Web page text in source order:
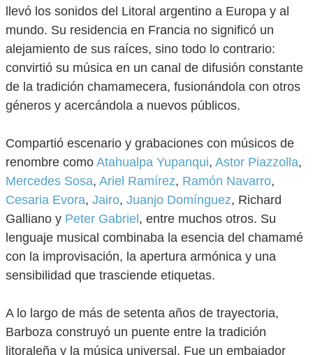
llevó los sonidos del Litoral argentino a Europa y al
mundo. Su residencia en Francia no significó un
alejamiento de sus raíces, sino todo lo contrario:
convirtió su música en un canal de difusión constante
de la tradición chamamecera, fusionándola con otros
géneros y acercándola a nuevos públicos.
Compartió escenario y grabaciones con músicos de
renombre como Atahualpa Yupanqui, Astor Piazzolla,
Mercedes Sosa, Ariel Ramírez, Ramón Navarro,
Cesaria Evora, Jairo, Juanjo Domínguez, Richard
Galliano y Peter Gabriel, entre muchos otros. Su
lenguaje musical combinaba la esencia del chamamé
con la improvisación, la apertura armónica y una
sensibilidad que trasciende etiquetas.
A lo largo de más de setenta años de trayectoria,
Barboza construyó un puente entre la tradición
litoraleña y la música universal. Fue un embajador